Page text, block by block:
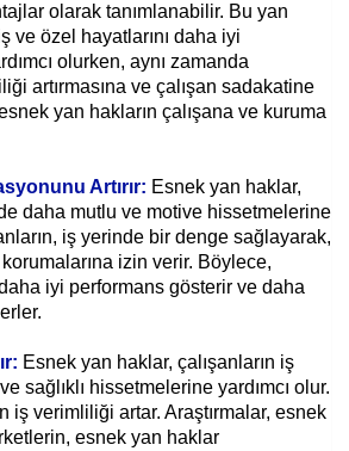
olarak tanımlanabilir. Bu yan
ve özel hayatlarını daha iyi
olurken, aynı zamanda
artırmasına ve çalışan sadakatine
yan hakların çalışana ve kuruma
Artırır: Esnek yan haklar,
daha mutlu ve motive hissetmelerine
iş yerinde bir denge sağlayarak,
izin verir. Böylece,
iyi performans gösterir ve daha
Esnek yan haklar, çalışanların iş
sağlıklı hissetmelerine yardımcı olur.
iş verimliliği artar. Araştırmalar, esnek
esnek yan haklar